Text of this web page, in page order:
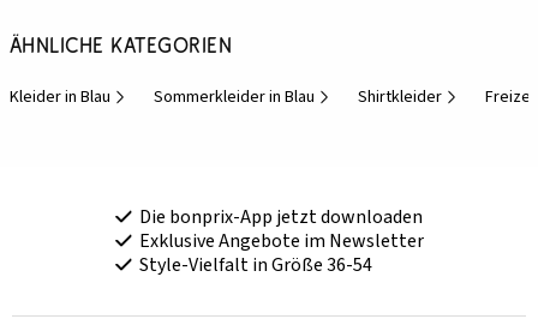
Ähnliche Kategorien
Kleider in Blau Sommerkleider in Blau Shirtkleider
Die bonprix-App jetzt downloaden
Exklusive Angebote im Newsletter
Style-Vielfalt in Größe 36-54